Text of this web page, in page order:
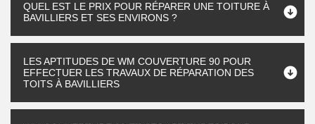
QUEL EST LE PRIX POUR RÉPARER UNE TOITURE À
BAVILLIERS ET SES ENVIRONS ?
LES APTITUDES DE WM COUVERTURE 90 POUR
EFFECTUER LES TRAVAUX DE RÉPARATION DES
TOITS À BAVILLIERS